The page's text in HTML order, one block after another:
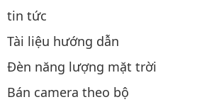
tin tức
Tài liệu hướng dẫn
Đèn năng lượng mặt trời
Bán camera theo bộ